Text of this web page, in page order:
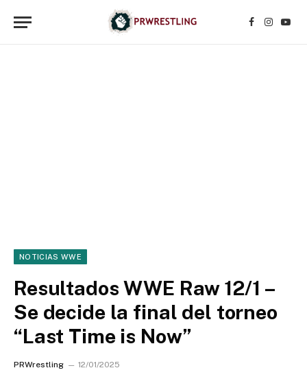
Facebook
NOTICIAS WWE
Resultados WWE Raw 12/1 –
Se decide la final del torneo
“Last Time is Now”
PRWrestling 12/01/2025